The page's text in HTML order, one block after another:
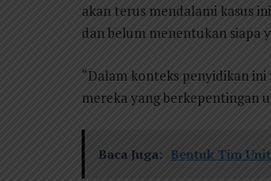
akan terus mendalami kasus
dan belum menentukan siapa
“Dalam konteks penyidikan
mereka yang berkepentingan
Baca Juga: Bentuk Tim